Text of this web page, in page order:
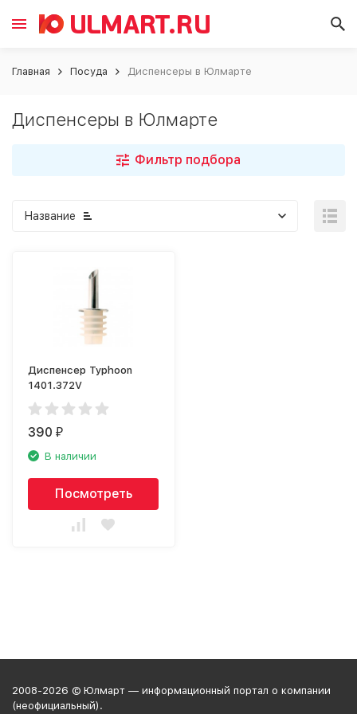
Главная Посуда Диспенсеры в Юлмарте
Диспенсеры в Юлмарте
Фильтр подбора
Название
Диспенсер Typhoon
1401.372V
390₽
В наличии
Посмотреть
2008-2026 © Юлмарт — информационный портал о компании
(неофициальный).